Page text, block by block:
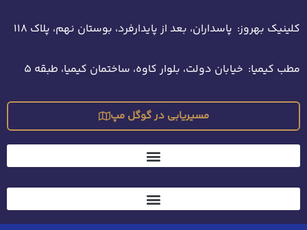
کلینیک بهروز: پاسداران، بعد از پایدارفرد، بوستان نهم، پلاک 118
مطب کیمیا: خیابان دولت، بلوار کاوه، ساختمان کیمیا، طبقه 5
مسیریابی در گوگل مپ